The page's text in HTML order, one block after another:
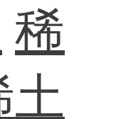
稀
土